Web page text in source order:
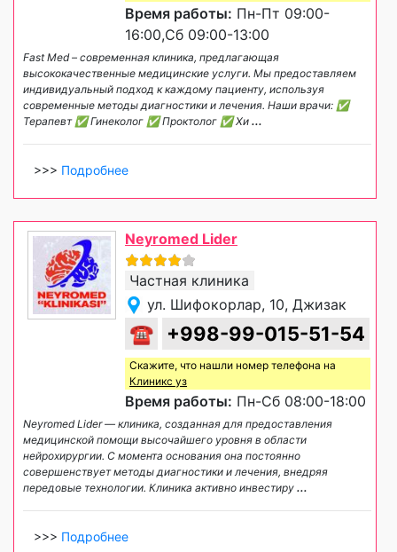
Время работы: Пн-Пт 09:00-
16:00,Сб 09:00-13:00
Fast Med – современная клиника, предлагающая
высококачественные медицинские услуги. Мы предоставляем
индивидуальный подход к каждому пациенту, используя
современные методы диагностики и лечения. Наши врачи: ✅
Терапевт ✅ Гинеколог ✅ Проктолог ✅ Хи ...
>>> Подробнее
Neyromed Lider
Частная клиника
ул. Шифокорлар, 10, Джизак
☎ +998-99-015-51-54
Скажите, что нашли номер телефона на
Клиникс уз
Время работы: Пн-Сб 08:00-18:00
Neyromed Lider — клиника, созданная для предоставления
медицинской помощи высочайшего уровня в области
нейрохирургии. С момента основания она постоянно
совершенствует методы диагностики и лечения, внедряя
передовые технологии. Клиника активно инвестиру ...
>>> Подробнее